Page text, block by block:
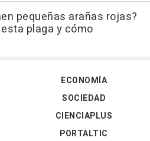
pequeñas arañas rojas?
plaga y cómo
ECONOMÍA
SOCIEDAD
CIENCIAPLUS
PORTALTIC